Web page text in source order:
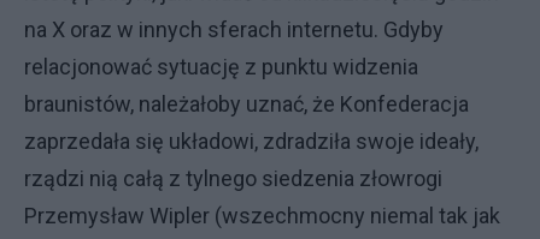
na X oraz w innych sferach internetu. Gdyby
relacjonować sytuację z punktu widzenia
braunistów, należałoby uznać, że Konfederacja
zaprzedała się układowi, zdradziła swoje ideały,
rządzi nią całą z tylnego siedzenia złowrogi
Przemysław Wipler (wszechmocny niemal tak jak